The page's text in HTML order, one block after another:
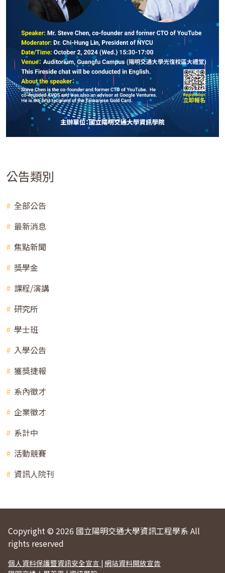
公告類別
全部公告
最新消息
焦點新聞
獎學金
課程/演講
研究所
學士班
入學公告
獲獎捷報
系內徵才
企業徵才
系計中
活動競賽
資訊人院刊
Copyright © 2026 國立陽明交通大學資訊工程學系 All
rights reserved
個人資料保護暨資訊安全宣言 | 網站資料開放宣告